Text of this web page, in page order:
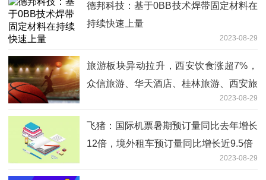
德邦科技：基于0BB技术焊带固定材料在
持续快速上量
2023-08-29
旅游板块异动拉升，西安饮食涨超7%，
众信旅游、华天酒店、桂林旅游、西安旅
2023-08-29
飞猪：国际机票暑期预订量同比去年增长
12倍，境外租车预订量同比增长近9.5倍
2023-08-29